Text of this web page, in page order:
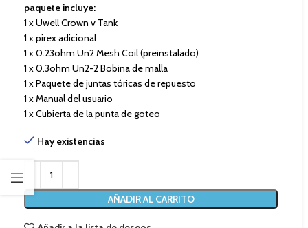
paquete incluye:
1 x Uwell Crown v Tank
1 x pirex adicional
1 x 0.23ohm Un2 Mesh Coil (preinstalado)
1 x 0.3ohm Un2-2 Bobina de malla
1 x Paquete de juntas tóricas de repuesto
1 x Manual del usuario
1 x Cubierta de la punta de goteo
Hay existencias
AÑADIR AL CARRITO